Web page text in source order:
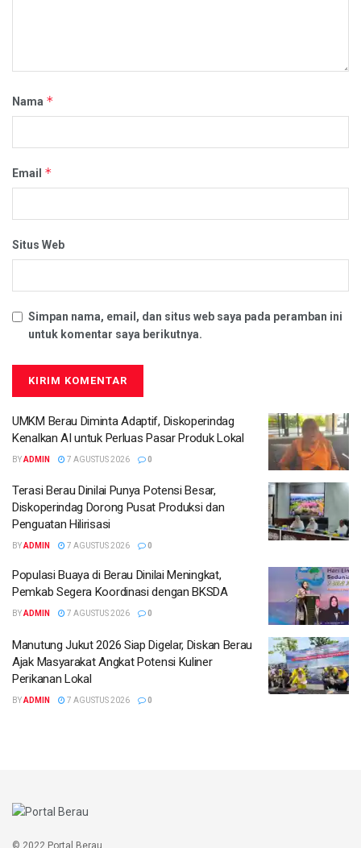
Nama *
Email *
Situs Web
Simpan nama, email, dan situs web saya pada peramban ini
untuk komentar saya berikutnya.
UMKM Berau Diminta Adaptif, Diskoperindag
Kenalkan AI untuk Perluas Pasar Produk Lokal
BYADMIN 7 AGUSTUS 2026 0
Terasi Berau Dinilai Punya Potensi Besar,
Diskoperindag Dorong Pusat Produksi dan
Penguatan Hilirisasi
BYADMIN 7 AGUSTUS 2026 0
Populasi Buaya di Berau Dinilai Meningkat,
Pemkab Segera Koordinasi dengan BKSDA
BYADMIN 7 AGUSTUS 2026 0
Manutung Jukut 2026 Siap Digelar, Diskan Berau
Ajak Masyarakat Angkat Potensi Kuliner
Perikanan Lokal
BYADMIN 7 AGUSTUS 2026 0
© 2022 Portal Berau